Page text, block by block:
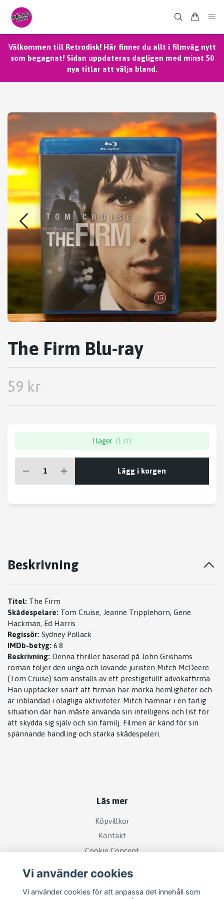
Välkommen till Retrodisk! Här finner du allt i filmväg nytt
som begagnat! Sidan uppdateras dagligen med minst 50
nya titlar att välja bland.
The Firm Blu-ray
59 kr
I lager (1 st)
Lägg i korgen
Beskrivning
Titel: The Firm
Skådespelare: Tom Cruise, Jeanne Tripplehorn, Gene
Hackman, Ed Harris
Regissör: Sydney Pollack
IMDb-betyg: 6.8
Beskrivning: Denna thriller baserad på John Grishams
roman följer den unga och lovande juristen Mitch McDeere
(Tom Cruise) som anställs av ett prestigefullt advokatfirma.
Han upptäcker snart att firman har mörka hemligheter och
är inblandad i olagliga aktiviteter. Mitch hamnar i en farlig
situation där han måste använda sin intelligens och list för
att skydda sig själv och sin familj. Filmen är känd för sin
spännande handling och starka skådespeleri.
Läs mer
Köpvillkor
Kontakt
Cookie Concent
Vi använder cookies
Vi använder cookies för att anpassa det innehåll som